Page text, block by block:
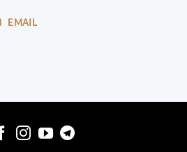
EMAIL